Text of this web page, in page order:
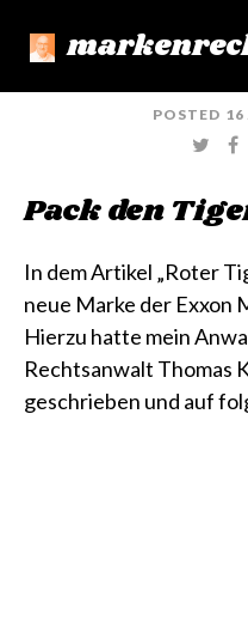
POSTED 16
T
W
T
E
F
A
B
O
Pack den
In dem Artikel „Roter
neue Marke der Exxon
Hierzu hatte mein
Rechtsanwalt Thomas
geschrieben und auf